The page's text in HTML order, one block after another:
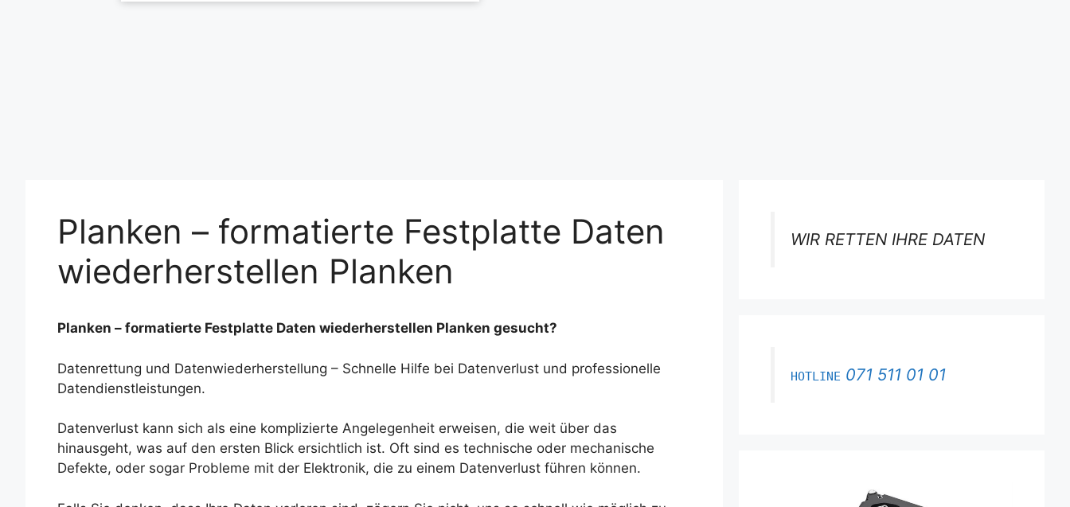
Planken – formatierte Festplatte Daten
wiederherstellen Planken
Planken – formatierte Festplatte Daten wiederherstellen Planken gesucht?
Datenrettung und Datenwiederherstellung – Schnelle Hilfe bei Datenverlust und professionelle
Datendienstleistungen.
Datenverlust kann sich als eine komplizierte Angelegenheit erweisen, die weit über das
hinausgeht, was auf den ersten Blick ersichtlich ist. Oft sind es technische oder mechanische
Defekte, oder sogar Probleme mit der Elektronik, die zu einem Datenverlust führen können.
WIR RETTEN IHRE DATEN
HOTLINE 071 511 01 01